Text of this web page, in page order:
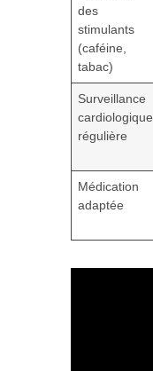
des
stimulants
(caféine,
tabac)
Surveillance
cardiologique
régulière
Médication
adaptée